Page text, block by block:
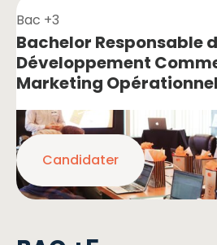
Bac +3
Bachelor Responsable
Développement
Marketing Opérationnel
Candidater